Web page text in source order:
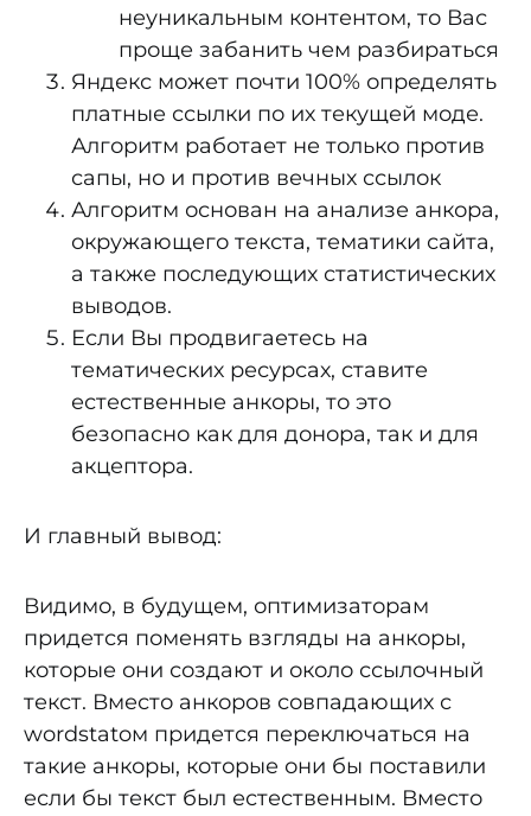
неуникальным контентом, то Вас
проще забанить чем разбираться
Яндекс может почти 100% определять
платные ссылки по их текущей моде.
Алгоритм работает не только против
сапы, но и против вечных ссылок
Алгоритм основан на анализе анкора,
окружающего текста, тематики сайта,
а также последующих статистических
выводов.
Если Вы продвигаетесь на
тематических ресурсах, ставите
естественные анкоры, то это
безопасно как для донора, так и для
акцептора.
И главный вывод:
Видимо, в будущем, оптимизаторам
придется поменять взгляды на анкоры,
которые они создают и около ссылочный
текст. Вместо анкоров совпадающих с
wordstatoм придется переключаться на
такие анкоры, которые они бы поставили
если бы текст был естественным. Вместо